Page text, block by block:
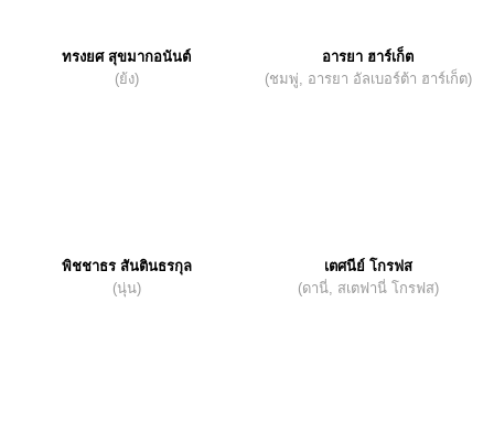
ทรงยศ สุขมากอนันต์
(ย้ง)
อารยา ฮาร์เก็ต
(ชมพู่, อารยา อัลเบอร์ต้า ฮาร์เก็ต)
พิชชาธร สันตินธรกุล
(นุ่น)
เตศนีย์ โกรฟส
(ดานี่, สเตฟานี่ โกรฟส)